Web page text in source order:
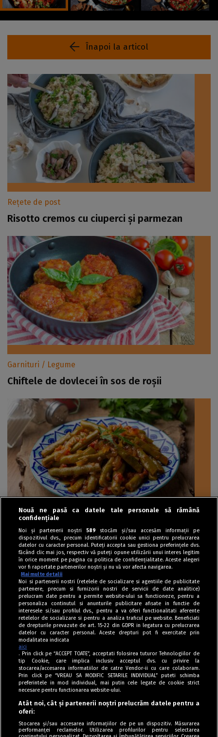
Înapoi la articol
Rețete de post
Risotto cremos cu ciuperci și parmezan
Garnituri / Legume
Chiftele de dovlecei în sos de roșii
Garnituri / Legume
Fasole verde cu ceapă caramelizată și roșii
Tag index
Program Antena 1
Politica de cookies
Nouă ne pasă ca datele tale personale să rămână
confidențiale
Noi și partenerii noștri 589 stocăm și/sau accesăm informații pe
dispozitivul dvs., precum identificatorii cookie unici pentru prelucrarea
datelor cu caracter personal. Puteți accepta sau gestiona preferințele dvs.
făcând clic mai jos, respectiv vă puteți opune utilizării unui interes legitim
în orice moment pe pagina cu politica de confidențialitate. Aceste alegeri
vor fi raportate partenerilor noștri și nu vă vor afecta navigarea.
Mai multe detalii
Noi si partenerii nostri (retelele de socializare si agentiile de publicitate
partenere, precum si furnizorii nostri de servicii de date analitice)
prelucram date pentru a permite website-ului sa functioneze, pentru a
personaliza continutul si anunturile publicitare afisate in functie de
interesele si/sau profilul dvs., pentru a va oferi functionalitati aferente
retelelor de socializare si pentru a analiza traficul pe website. Beneficiati
de drepturile prevazute de art. 15-22 din GDPR in legatura cu prelucrarea
datelor cu caracter personal. Aceste drepturi pot fi exercitate prin
modalitatea indicata
aici
. Prin click pe “ACCEPT TOATE”, acceptati folosirea tuturor Tehnologiilor de
tip Cookie, care implica inclusiv acceptul dvs. cu privire la
stocarea/accesarea informatiilor de catre Vendor-ii cu care colaboram.
Prin click pe “VREAU SA MODIFIC SETARILE INDIVIDUAL” puteti schimba
preferintele in mod individual, mai putin cele legate de cookie strict
necesare pentru functionarea website-ului.
Atât noi, cât și partenerii noștri prelucrăm datele pentru a
oferi:
Stocarea și/sau accesarea informațiilor de pe un dispozitiv. Măsurarea
performanței reclamelor. Utilizarea profilurilor pentru selectarea